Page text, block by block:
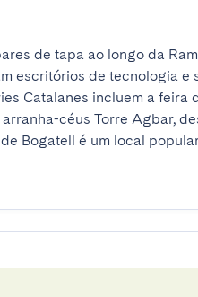
de tapa ao longo da
escritórios de tecnologia e
Catalanes incluem a feira
céus Torre Agbar,
Bogatell é um local